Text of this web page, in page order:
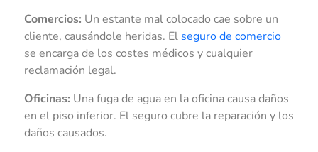
Comercios: Un estante mal colocado cae sobre un
cliente, causándole heridas. El seguro de comercio
se encarga de los costes médicos y cualquier
reclamación legal.
Oficinas: Una fuga de agua en la oficina causa daños
en el piso inferior. El seguro cubre la reparación y los
daños causados.